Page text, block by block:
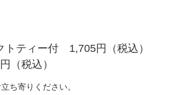
トティー付 1,705円（税込）
（税込）
ち寄りください。